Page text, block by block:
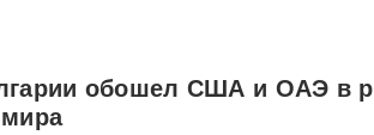
обошел США и ОАЭ в